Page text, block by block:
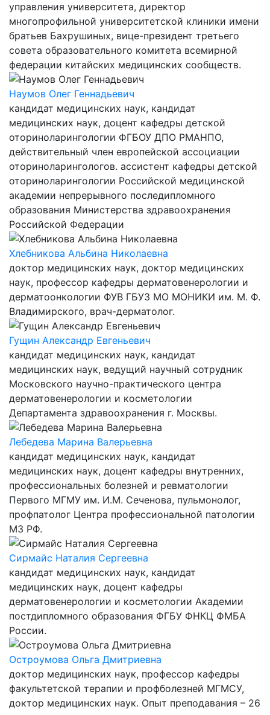
управления университета, директор
многопрофильной университетской клиники имени
братьев Бахрушиных, вице-президент третьего
совета образовательного комитета всемирной
федерации китайских медицинских сообществ.
Наумов Олег Геннадьевич
кандидат медицинских наук, кандидат
медицинских наук, доцент кафедры детской
оториноларингологии ФГБОУ ДПО РМАНПО,
действительный член европейской ассоциации
оториноларингологов. ассистент кафедры детской
оториноларингологии Российской медицинской
академии непрерывного последипломного
образования Министерства здравоохранения
Российской Федерации
Хлебникова Альбина Николаевна
доктор медицинских наук, доктор медицинских
наук, профессор кафедры дерматовенерологии и
дерматоонкологии ФУВ ГБУЗ МО МОНИКИ им. М. Ф.
Владимирского, врач-дерматолог.
Гущин Александр Евгеньевич
кандидат медицинских наук, кандидат
медицинских наук, ведущий научный сотрудник
Московского научно-практического центра
дерматовенерологии и косметологии
Департамента здравоохранения г. Москвы.
Лебедева Марина Валерьевна
кандидат медицинских наук, кандидат
медицинских наук, доцент кафедры внутренних,
профессиональных болезней и ревматологии
Первого МГМУ им. И.М. Сеченова, пульмонолог,
профпатолог Центра профессиональной патологии
МЗ РФ.
Сирмайс Наталия Сергеевна
кандидат медицинских наук, кандидат
медицинских наук, доцент кафедры
дерматовенерологии и косметологии Академии
постдипломного образования ФГБУ ФНКЦ ФМБА
России.
Остроумова Ольга Дмитриевна
доктор медицинских наук, профессор кафедры
факультетской терапии и профболезней МГМСУ,
доктор медицинских наук. Опыт преподавания – 26